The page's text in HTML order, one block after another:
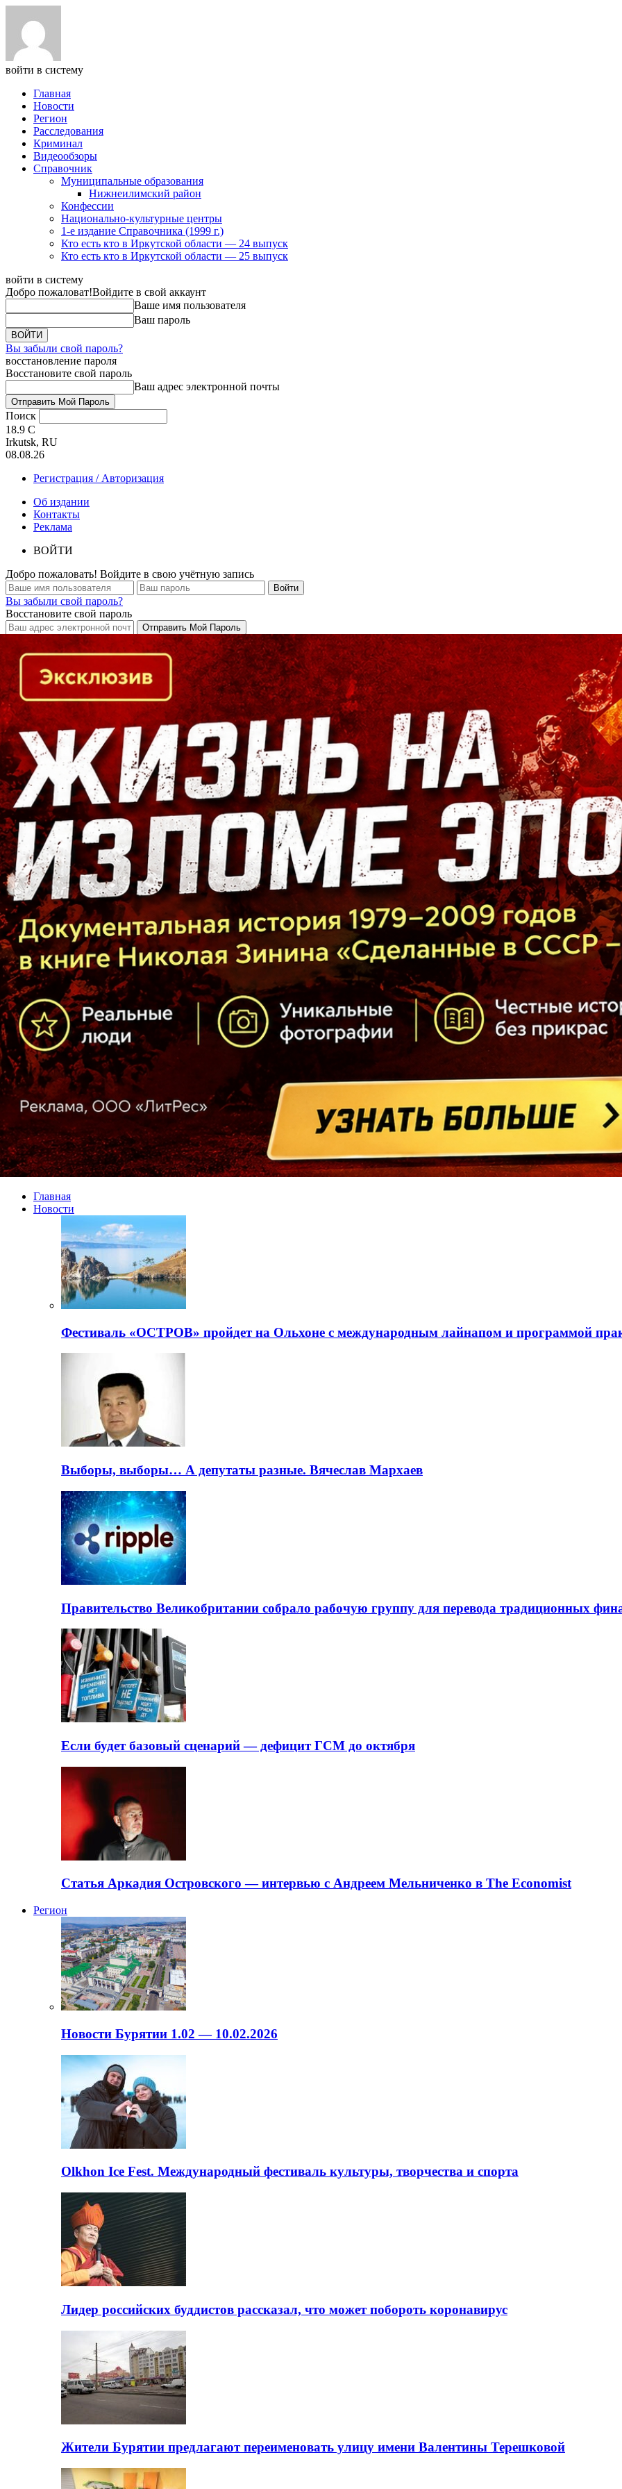
войти в систему
Главная
Новости
Регион
Расследования
Криминал
Видеообзоры
Справочник
Муниципальные образования
Нижнеилимский район
Конфессии
Национально-культурные центры
1-е издание Справочника (1999 г.)
Кто есть кто в Иркутской области — 24 выпуск
Кто есть кто в Иркутской области — 25 выпуск
войти в систему
Добро пожаловат!Войдите в свой аккаунт
Ваше имя пользователя
Ваш пароль
Вы забыли свой пароль?
восстановление пароля
Восстановите свой пароль
Ваш адрес электронной почты
Поиск
18.9 C
Irkutsk, RU
08.08.26
Регистрация / Авторизация
Об издании
Контакты
Реклама
ВОЙТИ
Добро пожаловать! Войдите в свою учётную запись
Вы забыли свой пароль?
Восстановите свой пароль
Кто есть кто в Байкальском регионе
Главная
Новости
Фестиваль «ОСТРОВ» пройдет на Ольхоне с международным лайнапом и программой
Выборы, выборы… А депутаты разные. Вячеслав Мархаев
Правительство Великобритании собрало рабочую группу для перевода традиционных
Если будет базовый сценарий — дефицит ГСМ до октября
Статья Аркадия Островского — интервью с Андреем Мельниченко в The Economist
Регион
Новости Бурятии 1.02 — 10.02.2026
Olkhon Ice Fest. Международный фестиваль культуры, творчества и спорта
Лидер российских буддистов рассказал, что может побороть коронавирус
Жители Бурятии предлагают переименовать улицу имени Валентины Терешковой